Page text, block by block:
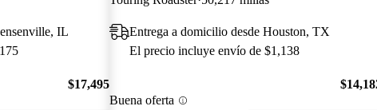
IL
$17,495
Entrega a domicilio desde Houston, TX
El precio incluye envío de $1,138
Buena oferta